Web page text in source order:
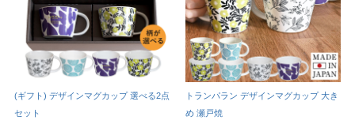
(ギフト) デザインマグカップ 選べる2点
セット
トランパラン デザインマグカップ 大き
め 瀬戸焼